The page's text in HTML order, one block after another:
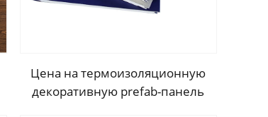
Цена на термоизоляционную
декоративную prefab-панель